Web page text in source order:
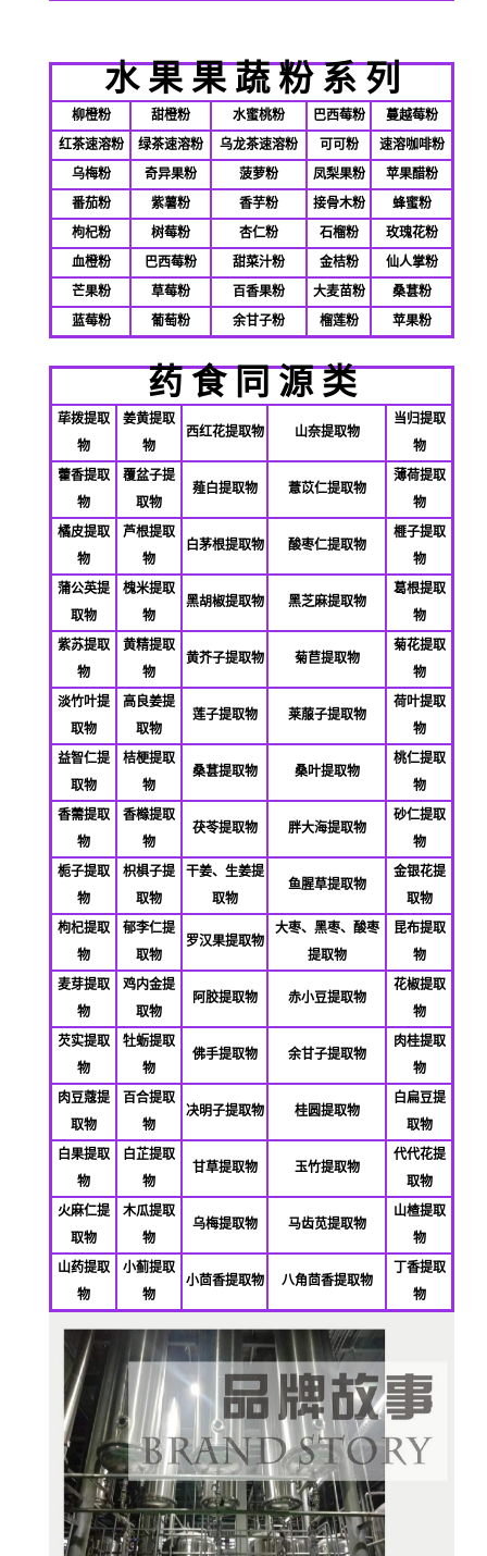
水果果蔬粉系列
柳橙粉 甜橙粉 水蜜桃粉 巴西莓粉
蔓越莓粉
红茶速溶粉
绿茶速溶粉 乌龙茶速溶粉 可可粉
速溶咖啡粉
乌梅粉
奇异果粉 菠萝粉 凤梨果粉
苹果醋粉
番茄粉
紫薯粉 香芋粉 接骨木粉
蜂蜜粉
枸杞粉
树莓粉 杏仁粉 石榴粉
玫瑰花粉
血橙粉
巴西莓粉 甜菜汁粉 金桔粉
仙人掌粉
芒果粉
草莓粉 百香果粉 大麦苗粉
桑葚粉
蓝莓粉
葡萄粉 余甘子粉 榴莲粉 苹果粉
药 食 同 源 类
荜拨提取
物
姜黄提取
物
西红花提取物 山奈提取物
当归提取
物
藿香提取
物
覆盆子提
取物
薤白提取物 薏苡仁提取物
薄荷提取
物
橘皮提取
物
芦根提取
物
白茅根提取物 酸枣仁提取物
榧子提取
物
蒲公英提
取物
槐米提取
物
黑胡椒提取物 黑芝麻提取物
葛根提取
物
紫苏提取
物
黄精提取
物
黄芥子提取物 菊苣提取物
菊花提取
物
淡竹叶提
取物
高良姜提
取物
莲子提取物 莱菔子提取物
荷叶提取
物
益智仁提
取物
桔梗提取
物
桑葚提取物 桑叶提取物
桃仁提取
物
香薷提取
物
香橼提取
物
茯苓提取物 胖大海提取物
砂仁提取
物
栀子提取
物
枳椇子提
取物
干姜、生姜提
取物
鱼腥草提取物
金银花提
取物
枸杞提取
物
郁李仁提
取物
罗汉果提取物
大枣、黑枣、酸枣
提取物
昆布提取
物
麦芽提取
物
鸡内金提
取物
阿胶提取物 赤小豆提取物
花椒提取
物
芡实提取
物
牡蛎提取
物
佛手提取物 余甘子提取物
肉桂提取
物
肉豆蔻提
取物
百合提取
物
决明子提取物 桂圆提取物
白扁豆提
取物
白果提取
物
白芷提取
物
甘草提取物 玉竹提取物
代代花提
取物
火麻仁提
取物
木瓜提取
物
乌梅提取物 马齿苋提取物
山楂提取
物
山药提取
物
小蓟提取
物
小茴香提取物 八角茴香提取物
丁香提取
物